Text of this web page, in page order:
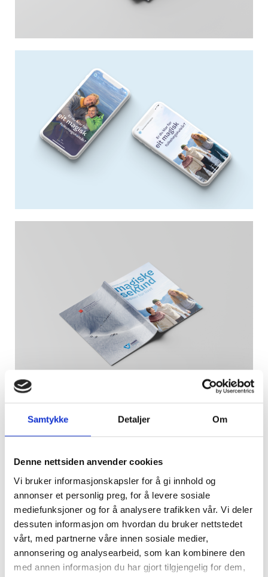
Samtykke Detaljer Om
Denne nettsiden anvender cookies
Vi bruker informasjonskapsler for å gi innhold og
annonser et personlig preg, for å levere sosiale
mediefunksjoner og for å analysere trafikken vår. Vi deler
dessuten informasjon om hvordan du bruker nettstedet
vårt, med partnerne våre innen sosiale medier,
annonsering og analysearbeid, som kan kombinere den
med annen informasjon du har gjort tilgjengelig for dem,